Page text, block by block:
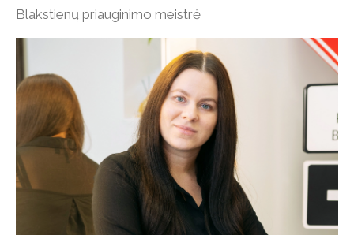
Blakstienų priauginimo meistrė